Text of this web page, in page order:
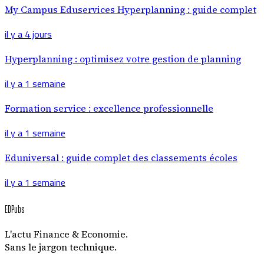
My Campus Eduservices Hyperplanning : guide complet
il y a 4 jours
Hyperplanning : optimisez votre gestion de planning
il y a 1 semaine
Formation service : excellence professionnelle
il y a 1 semaine
Eduniversal : guide complet des classements écoles
il y a 1 semaine
EDPubs
L'actu Finance & Economie.
Sans le jargon technique.